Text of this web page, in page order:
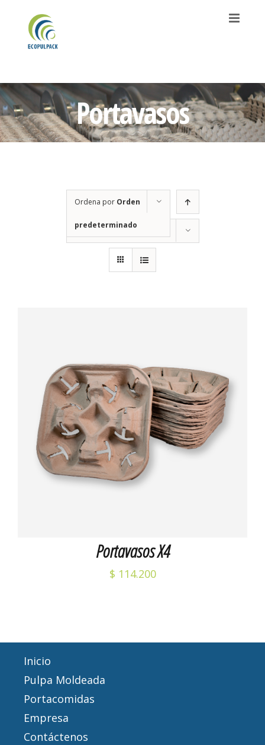
contenido
Portavasos
Ordena por Orden
predeterminado
Mostrar36 productos
Valorado
con5.00de 5
AÑADIR AL CARRITO / DETALLES
Portavasos X4
$ 114.200
Inicio
Pulpa Moldeada
Portacomidas
Empresa
Contáctenos